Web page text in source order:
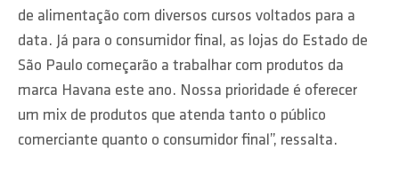
de alimentação com diversos cursos voltados para a
data. Já para o consumidor final, as lojas do Estado de
São Paulo começarão a trabalhar com produtos da
marca Havana este ano. Nossa prioridade é oferecer
um mix de produtos que atenda tanto o público
comerciante quanto o consumidor final”, ressalta.